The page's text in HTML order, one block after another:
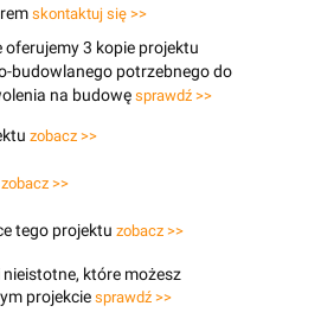
skontaktuj się >>
oferujemy 3 kopie projektu
budowlanego potrzebnego do
na budowę sprawdź >>
zobacz >>
zobacz >>
tego projektu zobacz >>
które możesz
projekcie sprawdź >>